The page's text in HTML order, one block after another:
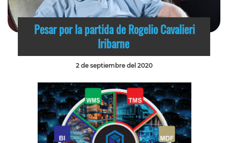
Pesar por la partida de Rogelio Cavalieri
Iribarne
2 de septiembre del 2020